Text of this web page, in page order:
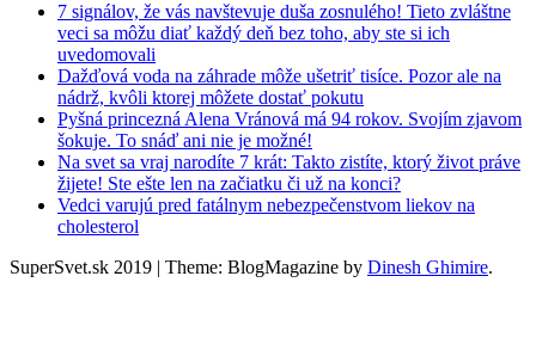
7 signálov, že vás navštevuje duša zosnulého! Tieto zvláštne
veci sa môžu diať každý deň bez toho, aby ste si ich
uvedomovali
Dažďová voda na záhrade môže ušetriť tisíce. Pozor ale na
nádrž, kvôli ktorej môžete dostať pokutu
Pyšná princezná Alena Vránová má 94 rokov. Svojím zjavom
šokuje. To snáď ani nie je možné!
Na svet sa vraj narodíte 7 krát: Takto zistíte, ktorý život práve
žijete! Ste ešte len na začiatku či už na konci?
Vedci varujú pred fatálnym nebezpečenstvom liekov na
cholesterol
SuperSvet.sk 2019 | Theme: BlogMagazine by Dinesh Ghimire.